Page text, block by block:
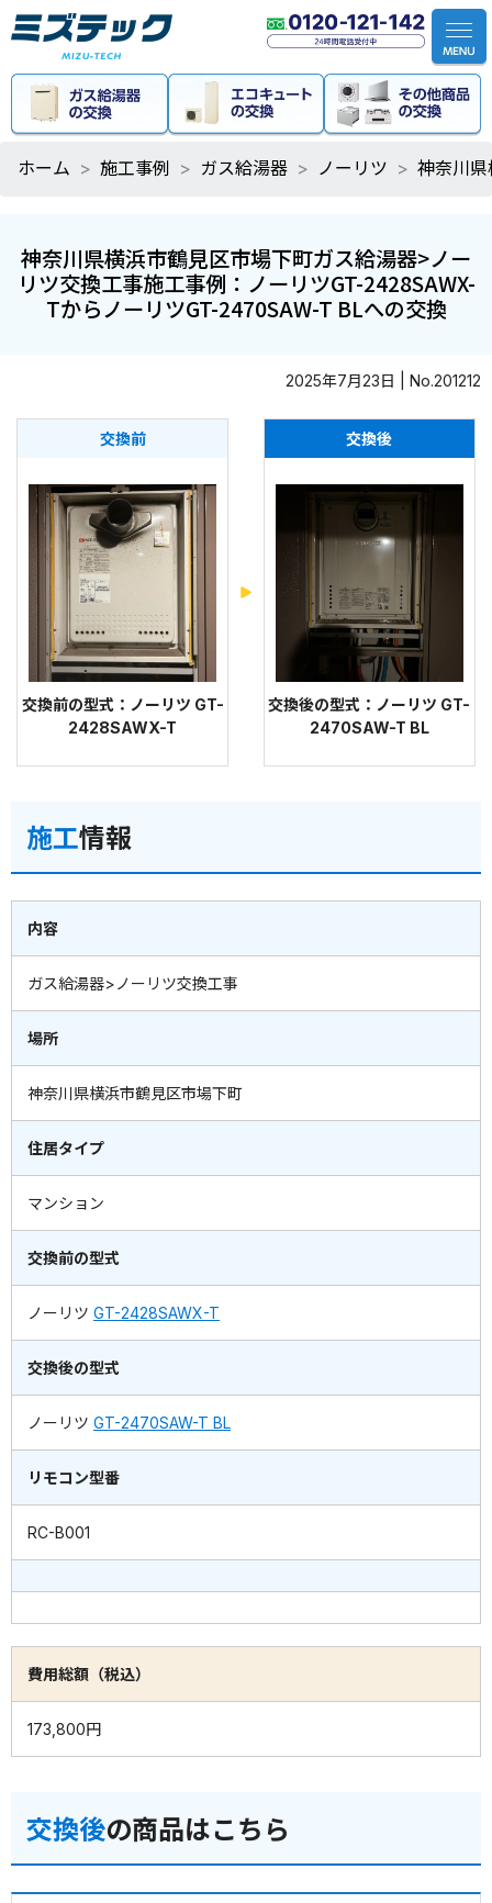
ホーム 施工事例 ガス給湯器 ノーリツ 神奈川
神奈川県横浜市鶴見区市場下町ガス給湯器>ノー
リツ交換工事施工事例：ノーリツGT-2428SAWX-
TからノーリツGT-2470SAW-T BLへの交換
2025年7月23日 | No.201212
交換前
交換前の型式：ノーリツ GT-
2428SAWX-T
交換後
交換後の型式：ノーリツ GT-
2470SAW-T BL
施工情報
内容
ガス給湯器>ノーリツ交換工事
場所
神奈川県横浜市鶴見区市場下町
住居タイプ
マンション
交換前の型式
ノーリツ GT-2428SAWX-T
交換後の型式
ノーリツ GT-2470SAW-T BL
リモコン型番
RC-B001
費用総額（税込）
173,800円
交換後の商品はこちら